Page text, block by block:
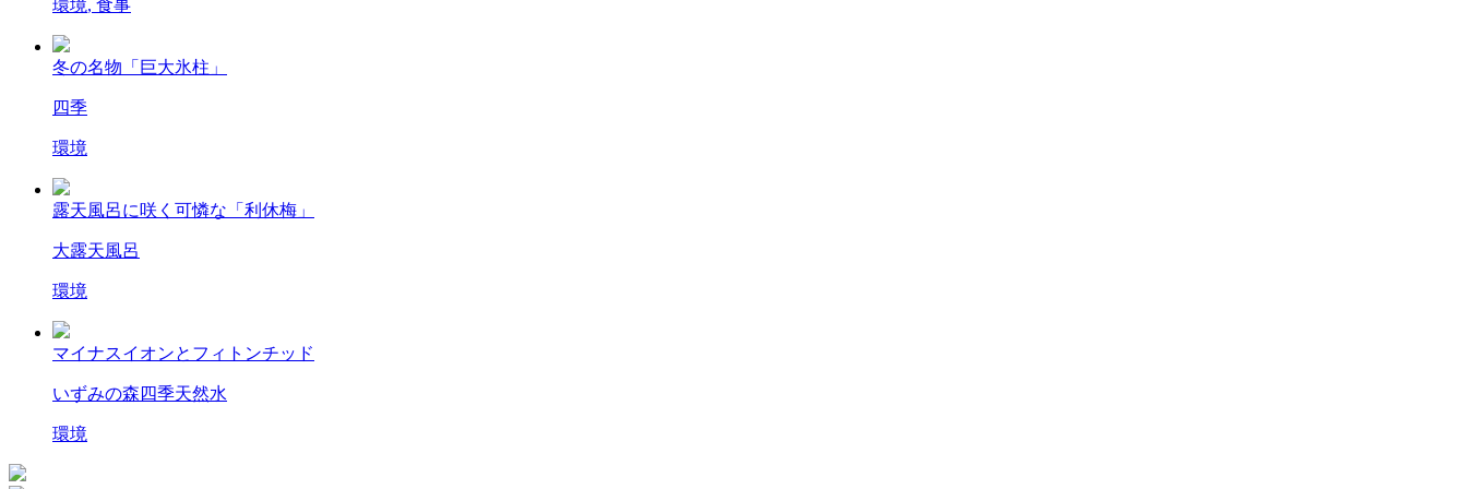
環境, 食事
冬の名物「巨大氷柱」
四季
環境
露天風呂に咲く可憐な「利休梅」
大露天風呂
環境
マイナスイオンとフィトンチッド
いずみの森 四季天然水
環境